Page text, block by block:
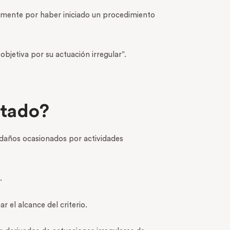
por haber iniciado un procedimiento
por su actuación irregular”.
ocasionados por actividades
el alcance del criterio.